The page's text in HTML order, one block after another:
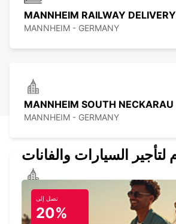
MANNHEIM RAILWAY DELIVERY
MANNHEIM - GERMANY
MANNHEIM SOUTH NECKARAU
MANNHEIM - GERMANY
HEIDELBERG
HEIDELBERG - GERMANY
تصل إلى
20%